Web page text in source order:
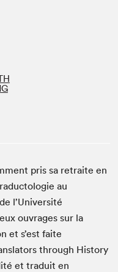
pris sa retraite en
au
l’Université
ouvrages sur la
et s’est faite
through History
et traduit en